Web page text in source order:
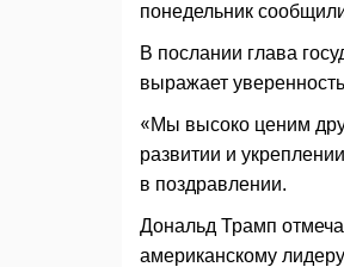
понедельник
В послании глава
выражает
«Мы высоко ценим
развитии и
в поздравлении.
Дональд Трамп
американскому